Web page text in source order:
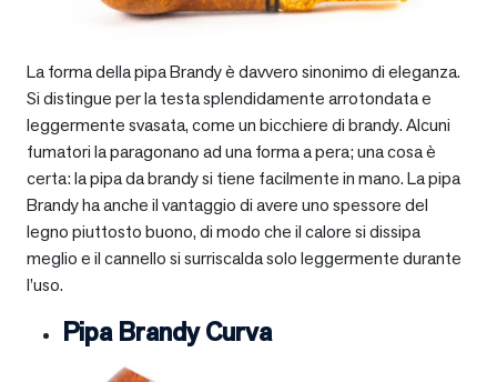
La forma della pipa Brandy è davvero sinonimo di eleganza.
Si distingue per la testa splendidamente arrotondata e
leggermente svasata, come un bicchiere di brandy. Alcuni
fumatori la paragonano ad una forma a pera; una cosa è
certa: la pipa da brandy si tiene facilmente in mano. La pipa
Brandy ha anche il vantaggio di avere uno spessore del
legno piuttosto buono, di modo che il calore si dissipa
meglio e il cannello si surriscalda solo leggermente durante
l’uso.
Pipa Brandy Curva